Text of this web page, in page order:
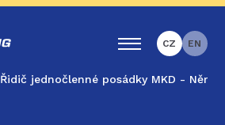
CZ EN
Řidič jednočlenné posádky MKD -